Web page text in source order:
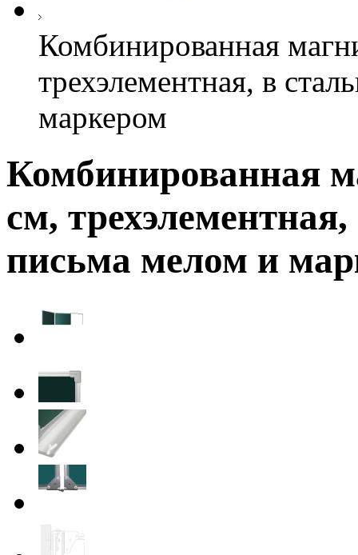
Комбинированная
трехэлементная, в
маркером
Комбинированная
см,
письма мелом и